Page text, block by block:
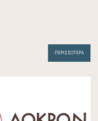
ΠΕΡΙΣΣΌΤΕΡΑ